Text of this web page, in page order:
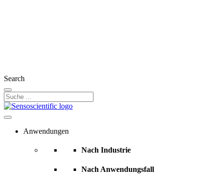
Search
Anwendungen
Nach Industrie
Nach Anwendungsfall